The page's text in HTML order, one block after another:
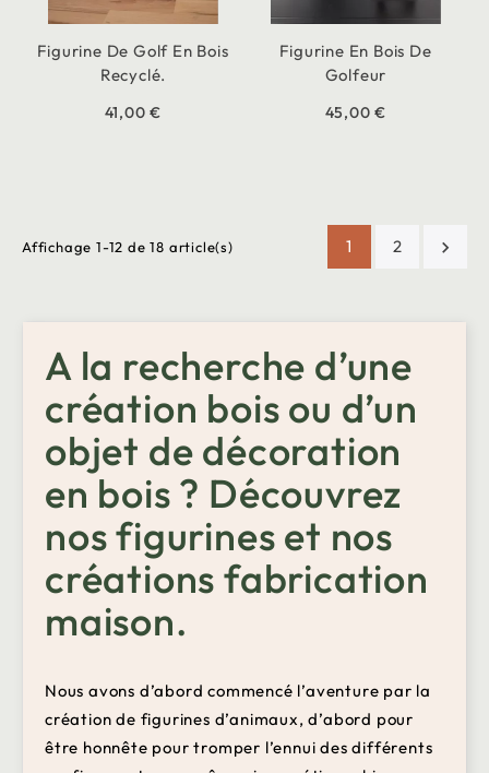
Figurine De Golf En Bois
Recyclé.
41,00 €
Figurine En Bois De
Golfeur
45,00 €
Affichage 1-12 de 18 article(s) 1 2 
A la recherche d’une
création bois ou d’un
objet de décoration
en bois ? Découvrez
nos figurines et nos
créations fabrication
maison.
Nous avons d’abord commencé l’aventure par la
création de figurines d’animaux, d’abord pour
être honnête pour tromper l’ennui des différents